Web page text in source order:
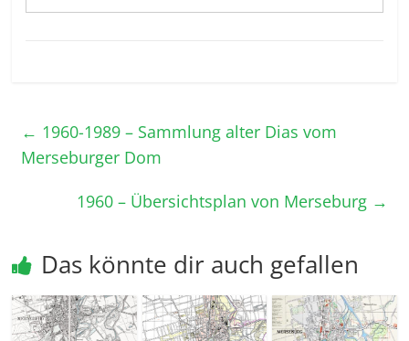
← 1960-1989 – Sammlung alter Dias vom
Merseburger Dom
1960 – Übersichtsplan von Merseburg →
Das könnte dir auch gefallen